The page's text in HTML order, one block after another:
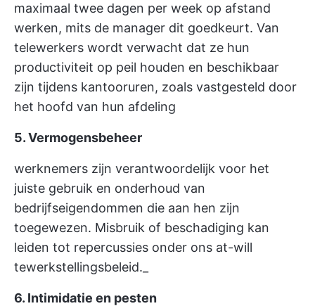
maximaal twee dagen per week op afstand
werken, mits de manager dit goedkeurt. Van
telewerkers wordt verwacht dat ze hun
productiviteit op peil houden en beschikbaar
zijn tijdens kantooruren, zoals vastgesteld door
het hoofd van hun afdeling
5. Vermogensbeheer
werknemers zijn verantwoordelijk voor het
juiste gebruik en onderhoud van
bedrijfseigendommen die aan hen zijn
toegewezen. Misbruik of beschadiging kan
leiden tot repercussies onder ons at-will
tewerkstellingsbeleid._
6. Intimidatie en pesten